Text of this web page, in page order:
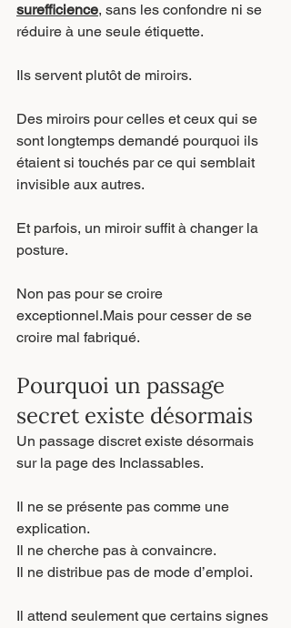
surefficience, sans les confondre ni se
réduire à une seule étiquette.
Ils servent plutôt de miroirs.
Des miroirs pour celles et ceux qui se
sont longtemps demandé pourquoi ils
étaient si touchés par ce qui semblait
invisible aux autres.
Et parfois, un miroir suffit à changer la
posture.
Non pas pour se croire
exceptionnel.Mais pour cesser de se
croire mal fabriqué.
Pourquoi un passage
secret existe désormais
Un passage discret existe désormais
sur la page des Inclassables.
Il ne se présente pas comme une
explication.
Il ne cherche pas à convaincre.
Il ne distribue pas de mode d’emploi.
Il attend seulement que certains signes